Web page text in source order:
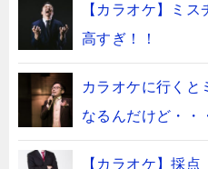
【カラオケ】ミ
高すぎ！！
カラオケに行くと
なるんだけど・・
【カラオケ】採